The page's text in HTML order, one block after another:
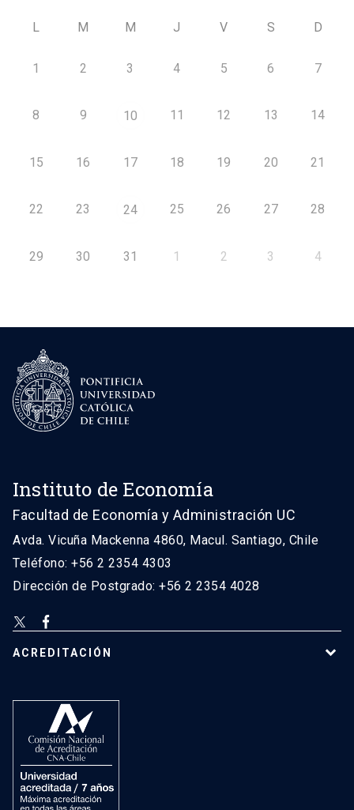
L M M J V S D
1 2 3 4 5 6 7
8 9 10 11 12 13 14
15 16 17 18 19 20 21
22 23 24 25 26 27 28
29 30 31 1 2 3 4
Instituto de Economía
Facultad de Economía y Administración UC
Avda. Vicuña Mackenna 4860, Macul. Santiago, Chile
Teléfono: +56 2 2354 4303
Dirección de Postgrado: +56 2 2354 4028
ACREDITACIÓN